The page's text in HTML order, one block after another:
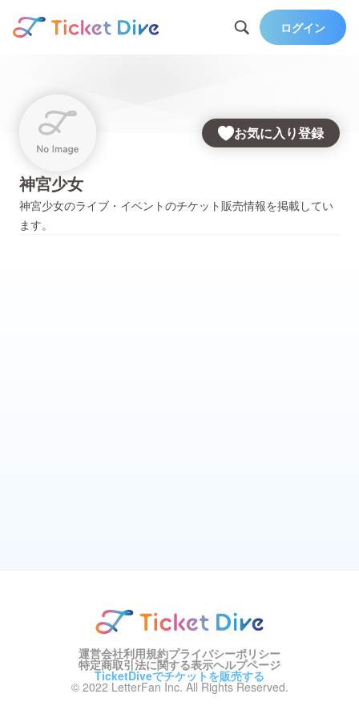
ログイン
お気に入り登録
神宮少女
神宮少女のライブ・イベントのチケット販売情報を掲載してい
ます。
運営会社利用規約プライバシーポリシー
特定商取引法に関する表示ヘルプページ
TicketDiveでチケットを販売する
© 2022 LetterFan Inc. All Rights Reserved.